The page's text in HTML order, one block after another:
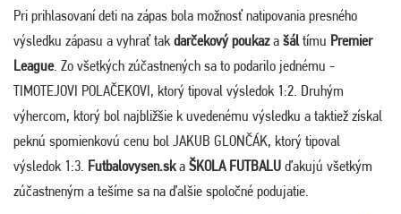
Pri prihlasovaní deti na zápas bola možnosť natipovania presného
výsledku zápasu a vyhrať takdarčekový poukaza šáltímu Premier
League. Zo všetkých zúčastnených sa to podarilo jednému -
TIMOTEJOVI POLAČEKOVI, ktorý tipoval výsledok 1:2. Druhým
výhercom, ktorý bol najbližšie k uvedenému výsledku a taktiež získal
peknú spomienkovú cenu bol JAKUB GLONČÁK, ktorý tipoval
výsledok 1:3. Futbalovysen.ska ŠKOLA FUTBALU ďakujú všetkým
zúčastneným a tešíme sa na ďalšie spoločné podujatie.